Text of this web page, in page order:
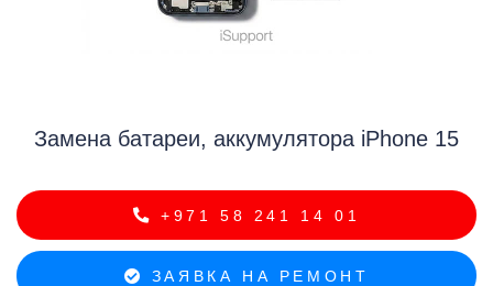
Замена батареи, аккумулятора iPhone 15
+971 58 241 14 01
ЗАЯВКА НА РЕМОНТ